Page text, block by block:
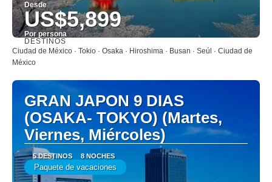
Desde
US$5,899
Por persona
Ver
DESTINOS
Ciudad de México · Tokio · Osaka · Hiroshima · Busan · Seúl · Ciudad de
México
GRAN JAPON 9 DIAS
(OSAKA- TOKYO) (Martes,
Viernes, Miércoles)
5 DESTINOS 8 NOCHES
Paquete de vacaciones